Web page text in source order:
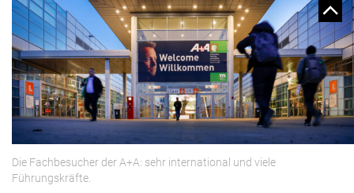
Die Fachbesucher der A+A: sehr international und viele
Führungskräfte.